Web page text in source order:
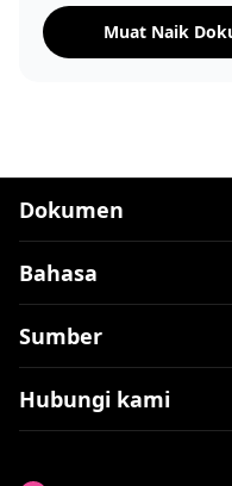
Muat Naik
Dokumen
Bahasa
Sumber
Hubungi kami